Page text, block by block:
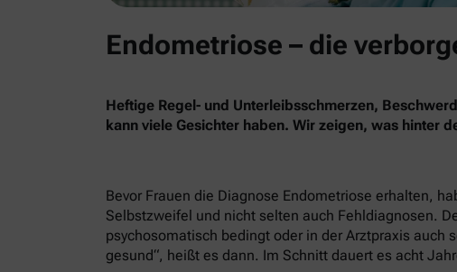
Endometriose – die
Heftige Regel- und Unterleibsschmerzen,
kann viele Gesichter haben. Wir zeigen, was hinter
Bevor Frauen die Diagnose Endometriose erhalten,
Selbstzweifel und nicht selten auch Fehldiagnosen.
psychosomatisch bedingt oder in der Arztpraxis
gesund“, heißt es dann. Im Schnitt dauert es acht